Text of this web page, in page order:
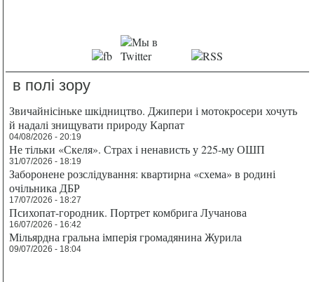
в полі зору
Звичайнісіньке шкідництво. Джипери і мотокросери хочуть
й надалі знищувати природу Карпат
04/08/2026 - 20:19
Не тільки «Скеля». Страх і ненависть у 225-му ОШП
31/07/2026 - 18:19
Заборонене розслідування: квартирна «схема» в родині
очільника ДБР
17/07/2026 - 18:27
Психопат-городник. Портрет комбрига Лучанова
16/07/2026 - 16:42
Мільярдна гральна імперія громадянина Журила
09/07/2026 - 18:04